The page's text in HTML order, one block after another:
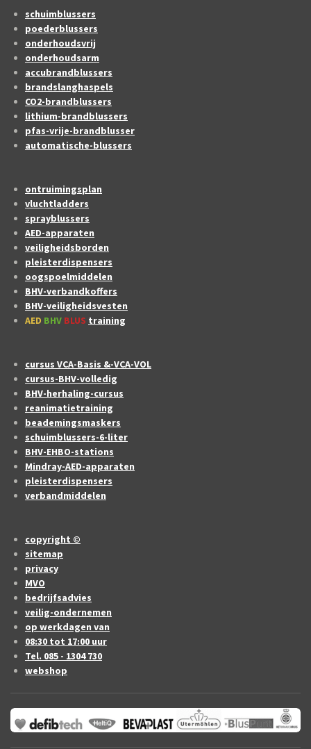
schuimblussers
poederblussers
onderhoudsvrij
onderhoudsarm
accubrandblussers
brandslanghaspels
CO2-brandblussers
lithium-brandblussers
pfas-vrije-brandblusser
automatische-blussers
ontruimingsplan
vluchtladders
sprayblussers
AED-apparaten
veiligheidsborden
pleisterdispensers
oogspoelmiddelen
BHV-verbandkoffers
BHV-veiligheidsvesten
AED BHV BLUS training
cursus VCA-Basis &-VCA-VOL
cursus-BHV-volledig
BHV-herhaling-cursus
reanimatietraining
beademingsmaskers
schuimblussers-6-liter
BHV-EHBO-stations
Mindray-AED-apparaten
pleisterdispensers
verbandmiddelen
copyright ©
sitemap
privacy
MVO
bedrijfsadvies
veilig-ondernemen
op werkdagen van
08:30 tot 17:00 uur
Tel. 085 - 1304 730
webshop